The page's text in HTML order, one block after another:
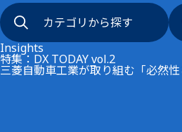
カテゴリから探す
生産性向上
DX用語集
FKDPP
AI活用
Insights
特集：DX TODAY vol.2
三菱自動車工業が取り組む「必然